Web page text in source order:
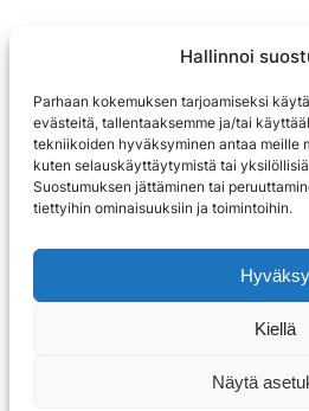
Hallinnoi
Parhaan kokemuksen tarjoamiseksi
evästeitä, tallentaaksemme ja/tai
tekniikoiden hyväksyminen antaa meille
kuten selauskäyttäytymistä tai
Suostumuksen jättäminen tai
tiettyihin ominaisuuksiin ja toimintoihin.
Hyväksy
Kiellä
Näytä